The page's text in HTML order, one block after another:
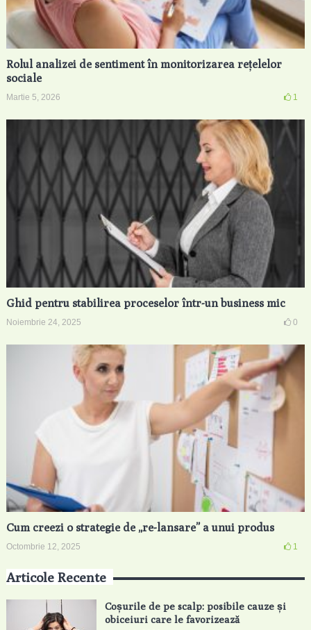
Rolul analizei de sentiment în monitorizarea rețelelor
sociale
Martie 5, 2026 1
Ghid pentru stabilirea proceselor într-un business mic
Noiembrie 24, 2025 0
Cum creezi o strategie de „re-lansare” a unui produs
Octombrie 12, 2025 1
Articole Recente
Coșurile de pe scalp: posibile cauze și
obiceiuri care le favorizează